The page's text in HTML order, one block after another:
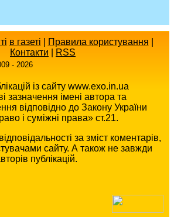
в газеті Правила користування
Контакти
RSS
- 2026
із сайту www.exo.in.ua
зазначення імені автора та
відповідно до Закону України
і суміжні права» ст.21.
за зміст коментарів,
сайту. А також не завжди
публікацій.